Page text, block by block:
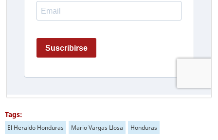
Tags:
El Heraldo Honduras Mario Vargas Llosa Honduras